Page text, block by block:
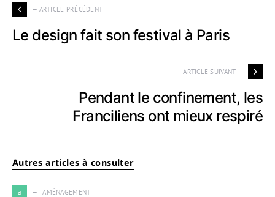
— ARTICLE PRÉCÉDENT
Le design fait son festival à Paris
ARTICLE SUIVANT —
Pendant le confinement, les
Franciliens ont mieux respiré
Autres articles à consulter
a AMÉNAGEMENT